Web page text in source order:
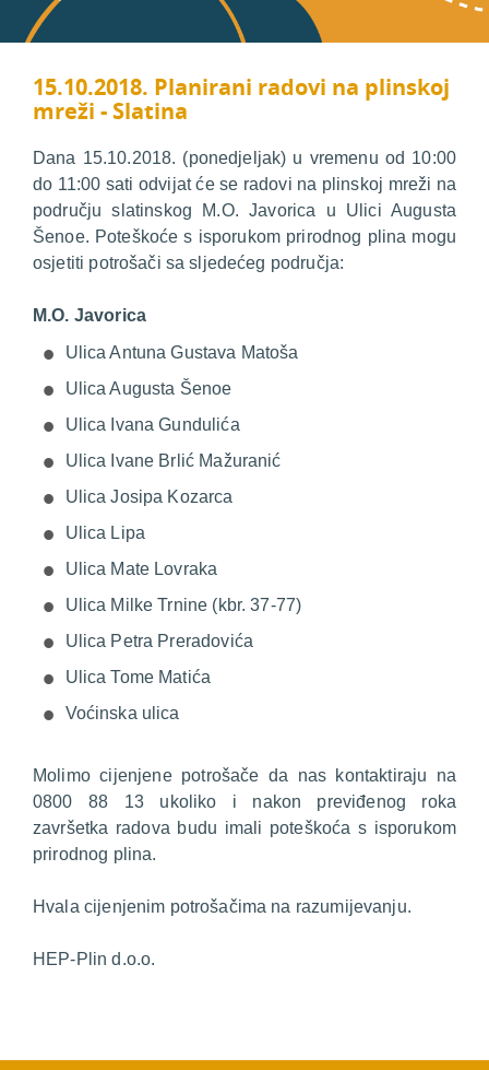
15.10.2018. Planirani radovi na plinskoj
mreži - Slatina
Dana 15.10.2018. (ponedjeljak) u vremenu od 10:00
do 11:00 sati odvijat će se radovi na plinskoj mreži na
području slatinskog M.O. Javorica u Ulici Augusta
Šenoe. Poteškoće s isporukom prirodnog plina mogu
osjetiti potrošači sa sljedećeg područja:
M.O. Javorica
Ulica Antuna Gustava Matoša
Ulica Augusta Šenoe
Ulica Ivana Gundulića
Ulica Ivane Brlić Mažuranić
Ulica Josipa Kozarca
Ulica Lipa
Ulica Mate Lovraka
Ulica Milke Trnine (kbr. 37-77)
Ulica Petra Preradovića
Ulica Tome Matića
Voćinska ulica
Molimo cijenjene potrošače da nas kontaktiraju na
0800 88 13 ukoliko i nakon previđenog roka
završetka radova budu imali poteškoća s isporukom
prirodnog plina.
Hvala cijenjenim potrošačima na razumijevanju.
HEP-Plin d.o.o.